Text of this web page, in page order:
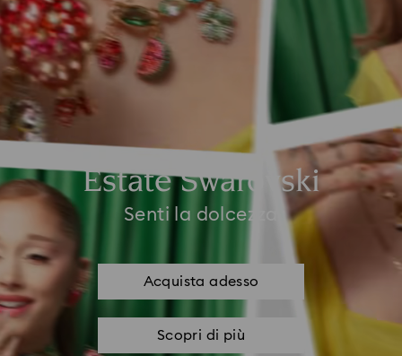
Estate Swarovski
Senti la dolcezza
Acquista adesso
Scopri di più